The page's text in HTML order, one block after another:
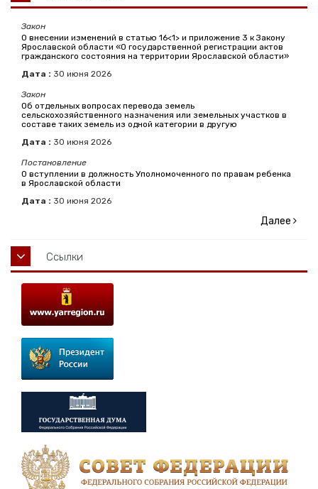
Закон
О внесении изменений в статью 16<1> и приложение 3 к Закону
Ярославской области «О государственной регистрации актов
гражданского состояния на территории Ярославской области»
Дата : 30 июня 2026
Закон
Об отдельных вопросах перевода земель
сельскохозяйственного назначения или земельных участков в
составе таких земель из одной категории в другую
Дата : 30 июня 2026
Постановление
О вступлении в должность Уполномоченного по правам ребенка
в Ярославской области
Дата : 30 июня 2026
Далее
Ссылки